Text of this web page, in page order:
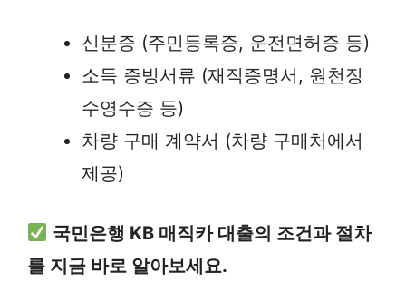
신분증 (주민등록증, 운전면허증 등)
소득 증빙서류 (재직증명서, 원천징
수영수증 등)
차량 구매 계약서 (차량 구매처에서
제공)
국민은행 KB 매직카 대출의 조건과 절차
를 지금 바로 알아보세요.